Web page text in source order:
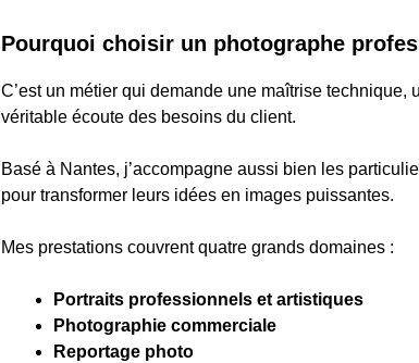
Pourquoi choisir un photographe
C’est un métier qui demande une maîtrise technique,
véritable écoute des besoins du client.
Basé à Nantes, j’accompagne aussi bien les
pour transformer leurs idées en images puissantes.
Mes prestations couvrent quatre grands domaines :
Portraits professionnels et artistiques
Photographie commerciale
Reportage photo